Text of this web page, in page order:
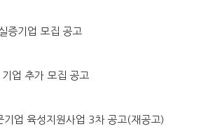
증기업 모집 공고
업 추가 모집 공고
업 육성지원사업 3차 공고(재공고)